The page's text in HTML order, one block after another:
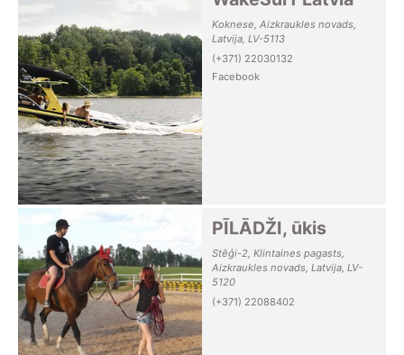
Koknese, Aizkraukles novads,
Latvija, LV-5113
(+371) 22030132
Facebook
PĪLĀDŽI, ūkis
Stēģi-2, Klintaines pagasts,
Aizkraukles novads, Latvija, LV-
5120
(+371) 22088402